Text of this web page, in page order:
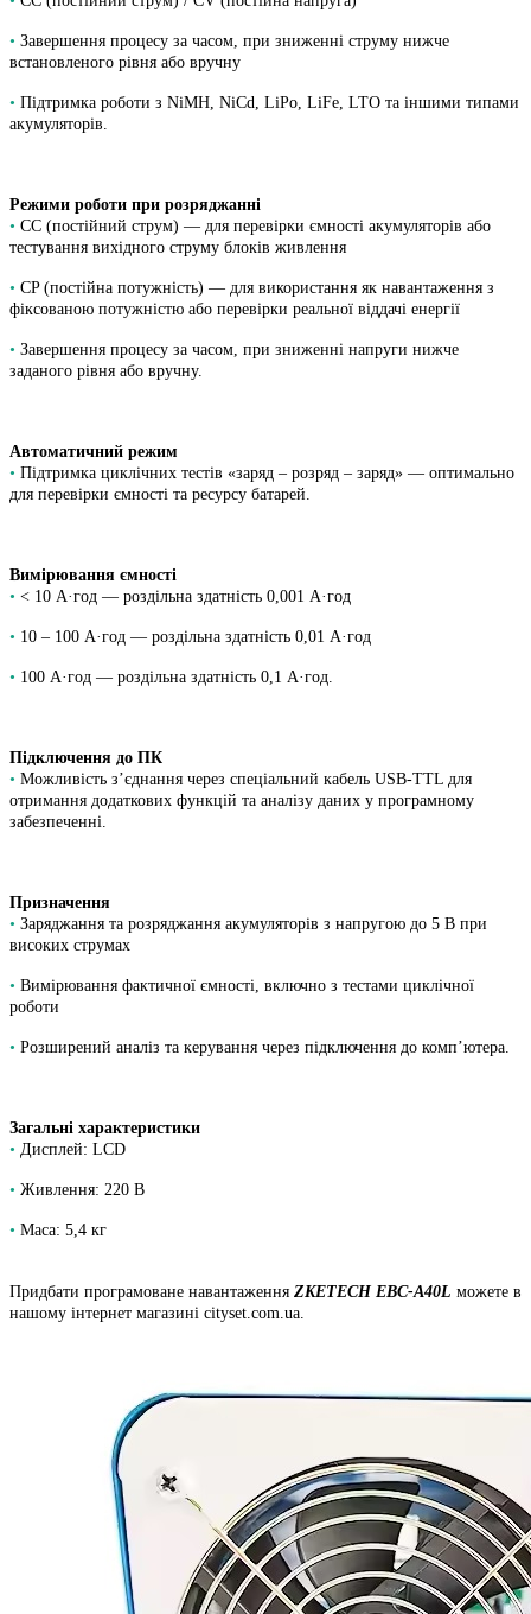
• Завершення процесу за часом, при зниженні струму нижче
встановленого рівня або вручну
• Підтримка роботи з NiMH, NiCd, LiPo, LiFe, LTO та іншими типами
акумуляторів.
Режими роботи при розряджанні
• CC (постійний струм) — для перевірки ємності акумуляторів або
тестування вихідного струму блоків живлення
• CP (постійна потужність) — для використання як навантаження з
фіксованою потужністю або перевірки реальної віддачі енергії
• Завершення процесу за часом, при зниженні напруги нижче
заданого рівня або вручну.
Автоматичний режим
• Підтримка циклічних тестів «заряд – розряд – заряд» — оптимально
для перевірки ємності та ресурсу батарей.
Вимірювання ємності
• < 10 А·год — роздільна здатність 0,001 А·год
• 10 – 100 А·год — роздільна здатність 0,01 А·год
• 100 А·год — роздільна здатність 0,1 А·год.
Підключення до ПК
• Можливість з’єднання через спеціальний кабель USB-TTL для
отримання додаткових функцій та аналізу даних у програмному
забезпеченні.
Призначення
• Заряджання та розряджання акумуляторів з напругою до 5 В при
високих струмах
• Вимірювання фактичної ємності, включно з тестами циклічної
роботи
• Розширений аналіз та керування через підключення до комп’ютера.
Загальні характеристики
• Дисплей: LCD
• Живлення: 220 В
• Маса: 5,4 кг
Придбати програмоване навантаження ZKETECH EBC-A40L можете в
нашому інтернет магазині cityset.com.ua.